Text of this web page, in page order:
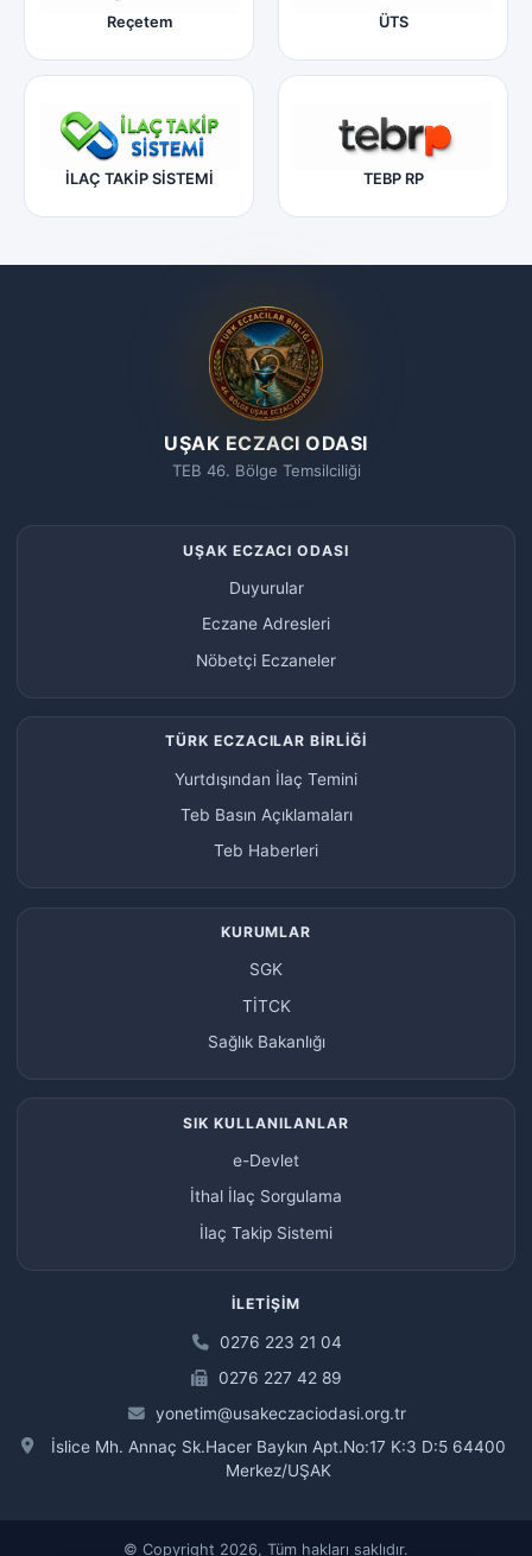
Reçetem ÜTS
İLAÇ TAKİP SİSTEMİ TEBP RP
UŞAK ECZACI ODASI
TEB 46. Bölge Temsilciliği
UŞAK ECZACI ODASI
Duyurular
Eczane Adresleri
Nöbetçi Eczaneler
TÜRK ECZACILAR BİRLİĞİ
Yurtdışından İlaç Temini
Teb Basın Açıklamaları
Teb Haberleri
KURUMLAR
SGK
TİTCK
Sağlık Bakanlığı
SIK KULLANILANLAR
e-Devlet
İthal İlaç Sorgulama
İlaç Takip Sistemi
İLETIŞIM
0276 223 21 04
0276 227 42 89
yonetim@usakeczaciodasi.org.tr
İslice Mh. Annaç Sk.Hacer Baykın Apt.No:17 K:3 D:5 64400
Merkez/UŞAK
© Copyright 2026, Tüm hakları saklıdır.